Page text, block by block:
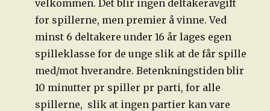
velkommen. Det blir ingen deltakeravgift
for spillerne, men premier å vinne. Ved
minst 6 deltakere under 16 år lages egen
spilleklasse for de unge slik at de får spille
med/mot hverandre. Betenkningstiden blir
10 minutter pr spiller pr parti, for alle
spillerne, slik at ingen partier kan vare